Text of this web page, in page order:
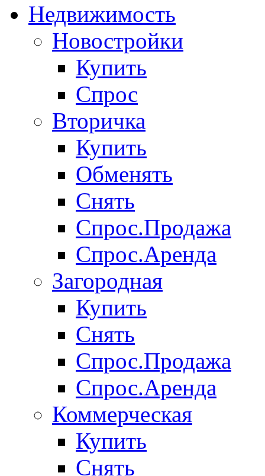
Недвижимость
Новостройки
Купить
Спрос
Вторичка
Купить
Обменять
Снять
Спрос.Продажа
Спрос.Аренда
Загородная
Купить
Снять
Спрос.Продажа
Спрос.Аренда
Коммерческая
Купить
Снять